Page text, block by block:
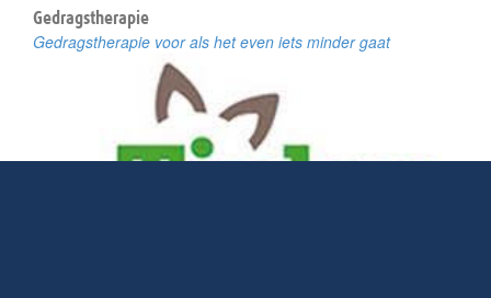
Gedragstherapie
Gedragstherapie voor als het even iets minder gaat